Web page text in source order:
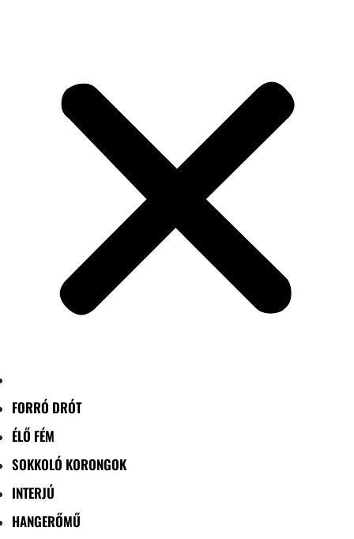
FORRÓ DRÓT
ÉLŐ FÉM
SOKKOLÓ KORONGOK
INTERJÚ
HANGERŐMŰ